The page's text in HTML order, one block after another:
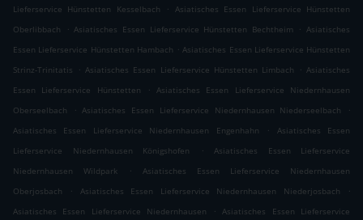
Lieferservice Hünstetten Kesselbach
. Asiatisches Essen Lieferservice Hünstetten
Oberlibbach
. Asiatisches Essen Lieferservice Hünstetten Bechtheim . Asiatisches
Essen Lieferservice Hünstetten Hambach . Asiatisches Essen Lieferservice Hünstetten
Strinz-Trinitatis
. Asiatisches Essen Lieferservice Hünstetten Limbach . Asiatisches
Essen Lieferservice Hünstetten
. Asiatisches Essen Lieferservice Niedernhausen
Oberseelbach
. Asiatisches Essen Lieferservice Niedernhausen Niederseelbach
.
Asiatisches Essen Lieferservice Niedernhausen Engenhahn
.
Asiatisches Essen
Lieferservice Niedernhausen Königshofen
.
Asiatisches Essen Lieferservice
Niedernhausen Wildpark
.
Asiatisches Essen Lieferservice Niedernhausen
Oberjosbach
. Asiatisches Essen Lieferservice Niedernhausen Niederjosbach
.
Asiatisches Essen Lieferservice Niedernhausen
.
Asiatisches Essen Lieferservice